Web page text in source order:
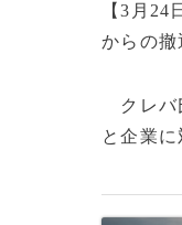
【3月
からの撤
クレバ
と企業